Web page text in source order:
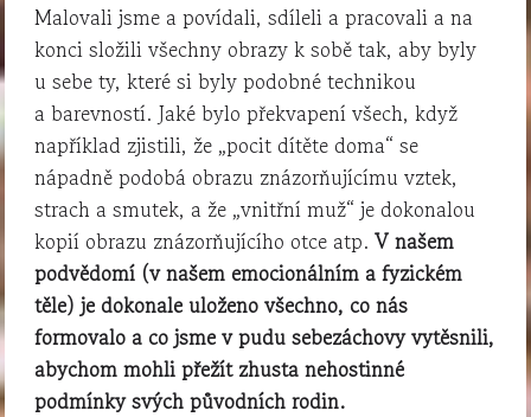
Malovali jsme a povídali, sdíleli a pracovali a na
konci složili všechny obrazy k sobě tak, aby byly
u sebe ty, které si byly podobné technikou
a barevností. Jaké bylo překvapení všech, když
například zjistili, že „pocit dítěte doma“ se
nápadně podobá obrazu znázorňujícímu vztek,
strach a smutek, a že „vnitřní muž“ je dokonalou
kopií obrazu znázorňujícího otce atp.V našem
podvědomí (v našem emocionálním a fyzickém
těle) je dokonale uloženo všechno, co nás
formovalo a co jsme v pudu sebezáchovy vytěsnili,
abychom mohli přežít zhusta nehostinné
podmínky svých původních rodin.